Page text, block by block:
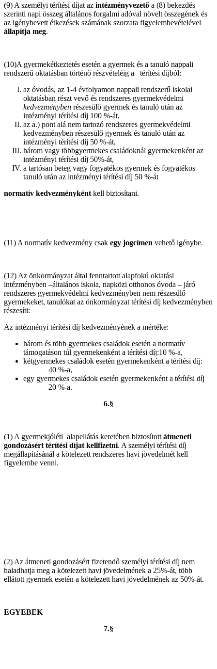
(9) A személyi térítési díjat az intézményvezető a (8) bekezdés
szerinti napi összeg általános forgalmi adóval növelt összegének és
az igénybevett étkezések számának szorzata figyelembevételével
állapítja meg.
(10)A gyermekétkeztetés esetén a gyermek és a tanuló nappali
rendszerű oktatásban történő részvételéig a térítési díjból:
az óvodás, az 1-4 évfolyamon nappali rendszerű iskolai
oktatásban részt vevő és rendszeres gyermekvédelmi
kedvezményben részesülő gyermek és tanuló után az
intézményi térítési díj 100 %-át,
az a.) pont alá nem tartozó rendszeres gyermekvédelmi
kedvezményben részesülő gyermek és tanuló után az
intézményi térítési díj 50 %-át,
három vagy többgyermekes családoknál gyermekenként az
intézményi térítési díj 50%-át,
a tartósan beteg vagy fogyatékos gyermek és fogyatékos
tanuló után az intézményi térítési díj 50 %-át
normatív kedvezményként kell biztosítani.
(11) A normatív kedvezmény csak egy jogcímen vehető igénybe.
(12) Az önkormányzat által fenntartott alapfokú oktatási
intézményben –általános iskola, napközi otthonos óvoda – járó
rendszeres gyermekvédelmi kedvezményben nem részesülő
gyermekeket, tanulókat az önkormányzat térítési díj kedvezményben
részesíti:
Az intézményi térítési díj kedvezményének a mértéke:
három és több gyermekes családok esetén a normatív
támogatáson túl gyermekenként a térítési díj:10 %-a,
kétgyermekes családok esetén gyermekenként a térítési díj:
40 %-a,
egy gyermekes családok esetén gyermekenként a térítési díj
20 %-a.
6.§
(1) A gyermekjóléti alapellátás keretében biztosított átmeneti
gondozásért térítési díjat kellfizetni. A személyi térítési díj
megállapításánál a kötelezett rendszeres havi jövedelmét kell
figyelembe venni.
(2) Az átmeneti gondozásért fizetendő személyi térítési díj nem
haladhatja meg a kötelezett havi jövedelmének a 25%-át, több
ellátott gyermek esetén a kötelezett havi jövedelmének az 50%-át.
EGYEBEK
7.§